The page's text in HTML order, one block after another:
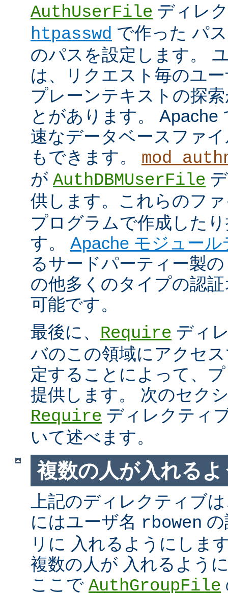
AuthUserFile ディレ
htpasswd で作った パ
のパスを設定します。
は、リクエスト毎のユ
プレーンテキストの探
とがあります。 Apache
速なデータベースファ
もできます。
が AuthDBMUserFile
供します。これらのフ
プログラムで作成した
す。 Apache モジュー
るサードパーティー製
の他多くのタイプの認
可能です。
最後に、 Require ディ
バのこの領域にアクセ
定することによって、
提供します。 次のセク
Require ディレクティ
いて述べます。
複数の人が入れる
上記のディレクティブ
にはユーザ名 rbowen
リに 入れるようにしま
複数の人が 入れるよう
ここで AuthGroupFile